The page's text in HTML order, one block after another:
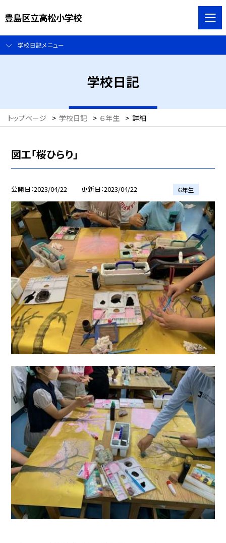
豊島区立高松小学校
学校日記メニュー
学校日記
トップページ > 学校日記 > ６年生 > 詳細
図工「桜ひらり」
公開日 2023/04/22 更新日 2023/04/22 ６年生